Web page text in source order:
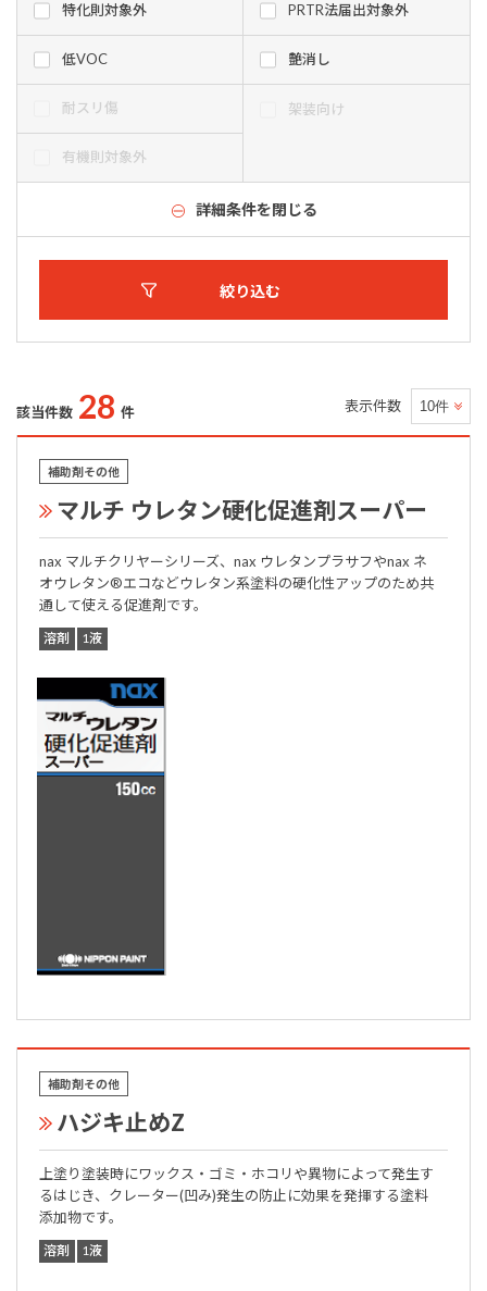
特化則対象外 PRTR法届出対象外
低VOC 艶消し
耐スリ傷 架装向け
有機則対象外
詳細条件を閉じる
絞り込む
該当件数 28 件 表示件数
補助剤その他
マルチ ウレタン硬化促進剤スーパー
nax マルチクリヤーシリーズ、nax ウレタンプラサフやnax ネ
オウレタン®エコなどウレタン系塗料の硬化性アップのため共
通して使える促進剤です。
溶剤 1液
補助剤その他
ハジキ止めZ
上塗り塗装時にワックス・ゴミ・ホコリや異物によって発生す
るはじき、クレーター(凹み)発生の防止に効果を発揮する塗料
添加物です。
溶剤 1液